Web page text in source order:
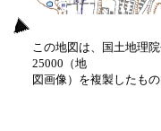
この地図は、国土地理
25000（地
図画像）を複製したも